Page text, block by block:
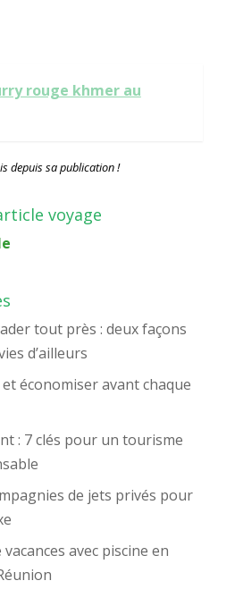
rouge khmer au
depuis sa publication !
voyage
tout près : deux façons
d’ailleurs
économiser avant chaque
: 7 clés pour un tourisme
de jets privés pour
avec piscine en